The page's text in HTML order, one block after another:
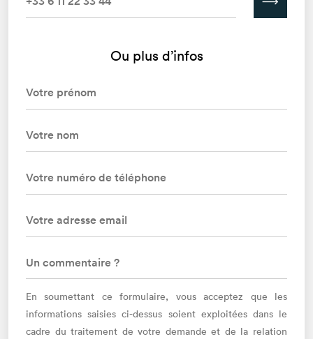
Ou plus d’infos
En soumettant ce formulaire, vous acceptez que les
informations saisies ci-dessus soient exploitées dans le
cadre du traitement de votre demande et de la relation